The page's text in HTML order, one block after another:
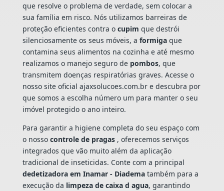
que resolve o problema de verdade, sem colocar a
sua família em risco. Nós utilizamos barreiras de
proteção eficientes contra o cupim que destrói
silenciosamente os seus móveis, a formigaque
contamina seus alimentos na cozinha e até mesmo
realizamos o manejo seguro de pombos, que
transmitem doenças respiratórias graves. Acesse o
nosso site oficial ajaxsolucoes.com.br e descubra por
que somos a escolha número um para manter o seu
imóvel protegido o ano inteiro.
Para garantir a higiene completa do seu espaço com
o nosso controle de pragas , oferecemos serviços
integrados que vão muito além da aplicação
tradicional de inseticidas. Conte com a principal
dedetizadora em Inamar - Diadematambém para a
execução da limpeza de caixa d agua, garantindo